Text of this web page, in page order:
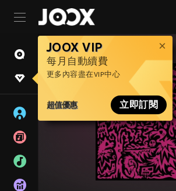
JOOX VIP
每月自動續費
更多內容盡在VIP中心
超值優惠 立即訂閱